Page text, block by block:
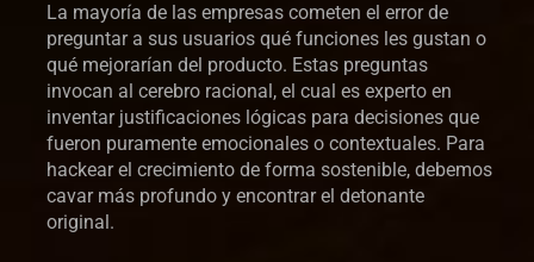
La mayoría de las empresas cometen el error de
preguntar a sus usuarios qué funciones les gustan o
qué mejorarían del producto. Estas preguntas
invocan al cerebro racional, el cual es experto en
inventar justificaciones lógicas para decisiones que
fueron puramente emocionales o contextuales. Para
hackear el crecimiento de forma sostenible, debemos
cavar más profundo y encontrar el detonante
original.